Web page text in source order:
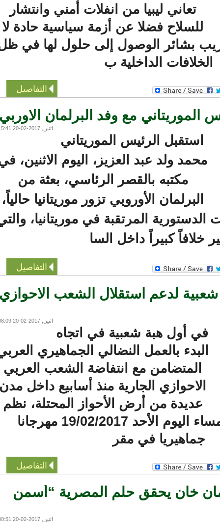
تعاني ليبيا من انفلات أمني وانتشار
للسلاح فضلا عن أزمة سياسية حادة لا
بشائر الوصول إلى حلول لها في ظل
الداخلية ب
التفاصيل
مع وفد البرلمان الاوربي
اثنين, 2017-02-20 15:41
استقبل الرئيس الموريتاني
محمد ولد عبد العزيز، اليوم الاثنين، في
مكتبه بالقصر الرئاسي، بعثة من
البرلمان الأوروبي تزور موريتانيا حالياً،
المرتقبة في موريتانيا، والتي
خلافاً كبيراً داخل السا
التفاصيل
لدعم استقلال الشعب الاحوازي
اثنين, 2017-02-20 08:09
في أول هبة شعبية في اتجاه
البدء بالعمل النضالي الجماهيري العربي
المتضامن مع انتفاضة الشعب العربي
الاحوازي الجارية منذ أسابيع داخل مدن
عديدة من أرض الأحواز المحتلة، نظم
حزب الصواب مساء اليوم الأحد 19/02/2017 مهرجانا
جماهيريا في مقر
التفاصيل
خان يحقق حلم المصرية “أسمن
اثنين, 2017-02-20 00:51